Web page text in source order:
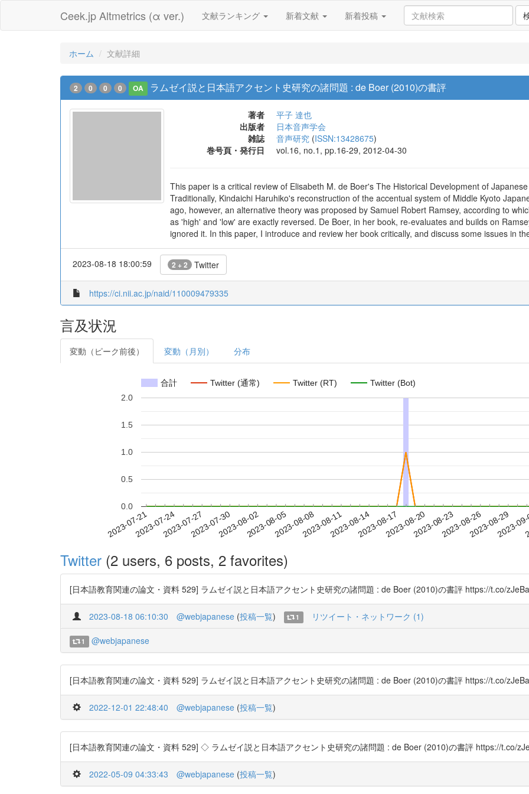
Ceek.jp Altmetrics (α ver.) 文献ランキング 新着文献 新着投稿
ホーム 文献詳細
2 0 0 0 OA ラムゼイ説と日本語アクセント史研究の諸問題 : de Boer (2010)の書評
著者
平子 達也
出版者
日本音声学会
雑誌
音声研究 (ISSN:13428675)
巻号頁・発行日
vol.16, no.1, pp.16-29, 2012-04-30
This paper is a critical review of Elisabeth M. de Boer's The Historical Development of
Traditionally, Kindaichi Haruhiko's reconstruction of the accentual system of Middle Kyoto
ago, however, an alternative theory was proposed by Samuel Robert Ramsey, according to
as 'high' and 'low' are exactly reversed. De Boer, in her book, re-evaluates and builds on
ignored it. In this paper, I introduce and review her book critically, and discuss some issues in
2023-08-18 18:00:59 2 + 2 Twitter
https://ci.nii.ac.jp/naid/110009479335
言及状況
変動（ピーク前後） 変動（月別） 分布
合計 Twitter (通常) Twitter (RT) Twitter (Bot)
2023-07-212023-07-242023-07-272023-07-302023-08-022023-08-052023-08-082023-08-112023-08-142023-08-172023-08-202023-08-232023-08-262023-08-29
2023-
0.0
0.5
1.0
1.5
2.0
Twitter (2 users, 6 posts, 2 favorites)
[日本語教育関連の論文・資料 529] ラムゼイ説と日本語アクセント史研究の諸問題 : de Boer (2010)の書評 https://t.co/
2023-08-18 06:10:30 @webjapanese (投稿一覧) 1 リツイート・ネットワーク (1)
1 @webjapanese
[日本語教育関連の論文・資料 529] ラムゼイ説と日本語アクセント史研究の諸問題 : de Boer (2010)の書評 https://t.co/
2022-12-01 22:48:40 @webjapanese (投稿一覧)
[日本語教育関連の論文・資料 529] ◇ ラムゼイ説と日本語アクセント史研究の諸問題 : de Boer (2010)の書評 https://
2022-05-09 04:33:43 @webjapanese (投稿一覧)